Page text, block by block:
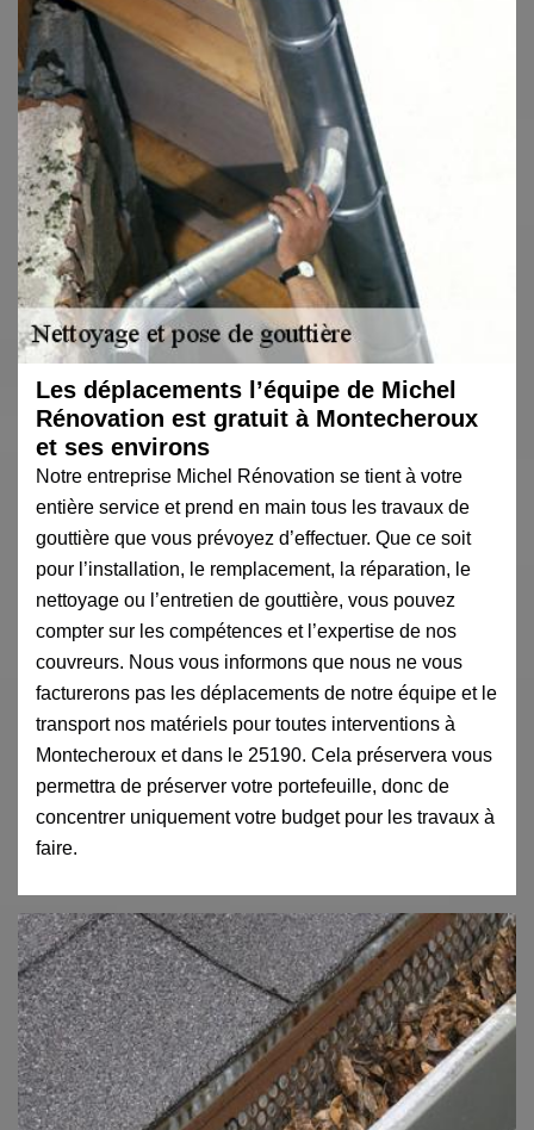
Les déplacements l’équipe de Michel
Rénovation est gratuit à Montecheroux
et ses environs
Notre entreprise Michel Rénovation se tient à votre
entière service et prend en main tous les travaux de
gouttière que vous prévoyez d’effectuer. Que ce soit
pour l’installation, le remplacement, la réparation, le
nettoyage ou l’entretien de gouttière, vous pouvez
compter sur les compétences et l’expertise de nos
couvreurs. Nous vous informons que nous ne vous
facturerons pas les déplacements de notre équipe et le
transport nos matériels pour toutes interventions à
Montecheroux et dans le 25190. Cela préservera vous
permettra de préserver votre portefeuille, donc de
concentrer uniquement votre budget pour les travaux à
faire.